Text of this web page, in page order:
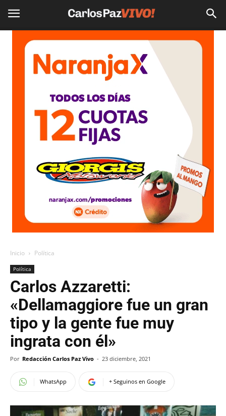
Inicio Política
Política
Carlos Azzaretti:
«Dellamaggiore fue un gran
tipo y la gente fue muy
ingrata con él»
Por Redacción Carlos Paz Vivo - 23 diciembre, 2021
WhatsApp + Seguinos en Google